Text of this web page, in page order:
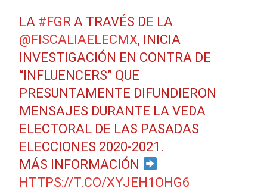
LA #FGR A TRAVÉS DE LA
@FISCALIAELECMX, INICIA
INVESTIGACIÓN EN CONTRA DE
“INFLUENCERS” QUE
PRESUNTAMENTE DIFUNDIERON
MENSAJES DURANTE LA VEDA
ELECTORAL DE LAS PASADAS
ELECCIONES 2020-2021.
MÁS INFORMACIÓN
HTTPS://T.CO/XYJEH1OHG6